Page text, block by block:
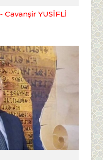
- Cavanşir YUSİFLİ